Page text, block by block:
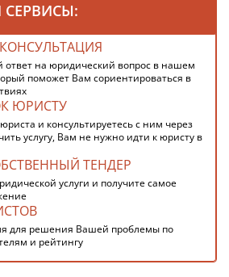
ответ на юридический вопрос в нашем
поможет Вам сориентироваться в
ЮРИСТУ
и консультируетесь с ним через
услугу, Вам не нужно идти к юристу в
ТЕНДЕР
услуги и получите самое
для решения Вашей проблемы по
и рейтингу